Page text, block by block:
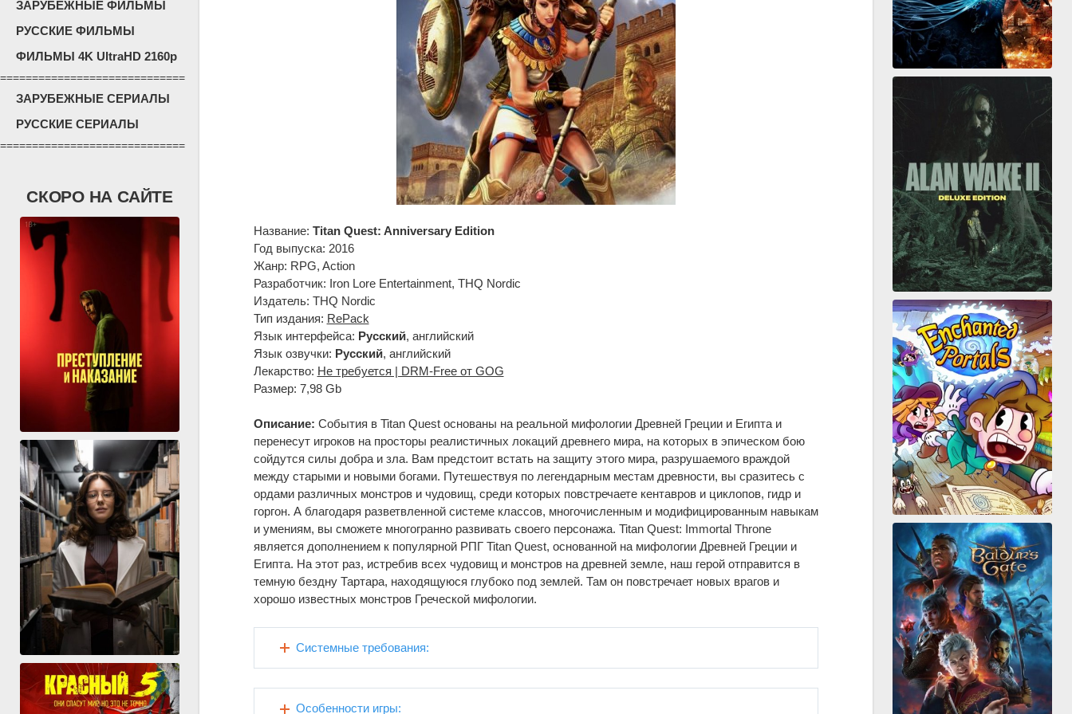
ЗАРУБЕЖНЫЕ ФИЛЬМЫ
РУССКИЕ ФИЛЬМЫ
ФИЛЬМЫ 4K UltraHD 2160p
=============================
ЗАРУБЕЖНЫЕ СЕРИАЛЫ
РУССКИЕ СЕРИАЛЫ
=============================
СКОРО НА САЙТЕ
Название: Titan Quest: Anniversary Edition
Год выпуска: 2016
Жанр: RPG, Action
Разработчик: Iron Lore Entertainment, THQ Nordic
Издатель: THQ Nordic
Тип издания: RePack
Язык интерфейса: Русский, английский
Язык озвучки: Русский, английский
Лекарство: Не требуется | DRM-Free от GOG
Размер: 7,98 Gb
Описание: События в Titan Quest основаны на реальной мифологии Древней Греции и Египта и
перенесут игроков на просторы реалистичных локаций древнего мира, на которых в эпическом бою
сойдутся силы добра и зла. Вам предстоит встать на защиту этого мира, разрушаемого враждой
между старыми и новыми богами. Путешествуя по легендарным местам древности, вы сразитесь с
ордами различных монстров и чудовищ, среди которых повстречаете кентавров и циклопов, гидр и
горгон. А благодаря разветвленной системе классов, многочисленным и модифицированным навыкам
и умениям, вы сможете многогранно развивать своего персонажа. Titan Quest: Immortal Throne
является дополнением к популярной РПГ Titan Quest, основанной на мифологии Древней Греции и
Египта. На этот раз, истребив всех чудовищ и монстров на древней земле, наш герой отправится в
темную бездну Тартара, находящуюся глубоко под землей. Там он повстречает новых врагов и
хорошо известных монстров Греческой мифологии.
Системные требования:
Особенности игры: